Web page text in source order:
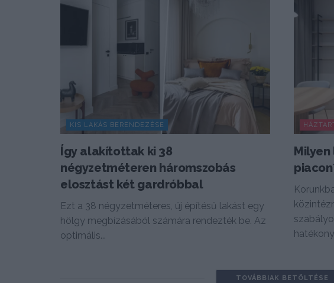
KIS LAKÁS BERENDEZÉSE
Így alakítottak ki 38
négyzetméteren háromszobás
elosztást két gardróbbal
Ezt a 38 négyzetméteres, új építésű lakást egy
hölgy megbízásából számára rendezték be. Az
optimális...
TOVÁBBIAK BETÖLTÉSE